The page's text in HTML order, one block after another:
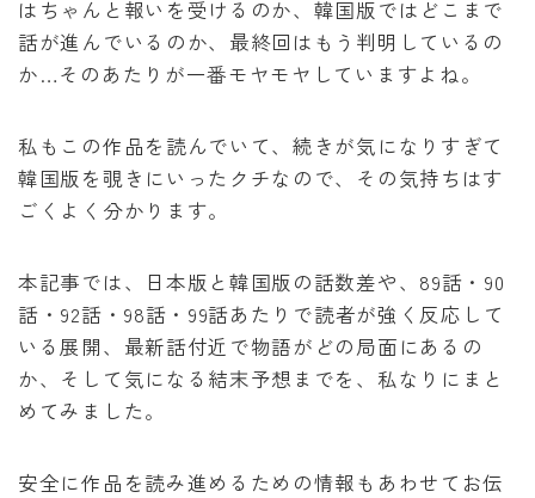
黒執事
俺だけレベルアップな件
オフィスの彼女
泣いてみろ、乞うてもいい
ある日お姫様になってしまった件について
君に届け
幼馴染コンプレックス
はちゃんと報いを受けるのか、韓国版ではどこまで
話が進んでいるのか、最終回はもう判明しているの
か…そのあたりが一番モヤモヤしていますよね。
私もこの作品を読んでいて、続きが気になりすぎて
韓国版を覗きにいったクチなので、その気持ちはす
ごくよく分かります。
本記事では、日本版と韓国版の話数差や、89話・90
話・92話・98話・99話あたりで読者が強く反応して
いる展開、最新話付近で物語がどの局面にあるの
か、そして気になる結末予想までを、私なりにまと
めてみました。
安全に作品を読み進めるための情報もあわせてお伝